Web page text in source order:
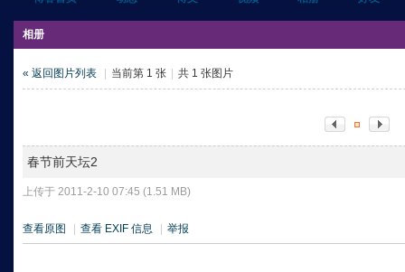
相册
« 返回图片列表 当前第 1 张 共 1 张图片
春节前天坛2
上传于 2011-2-10 07:45 (1.51 MB)
查看原图 查看 EXIF 信息 举报